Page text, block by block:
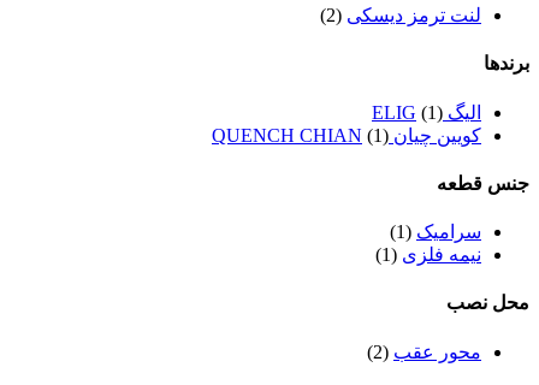
لنت ترمز دیسکی (2)
برندها
الیگ ELIG (1)
کویین چیان QUENCH CHIAN (1)
جنس قطعه
سرامیک (1)
نیمه فلزی (1)
محل نصب
محور عقب (2)